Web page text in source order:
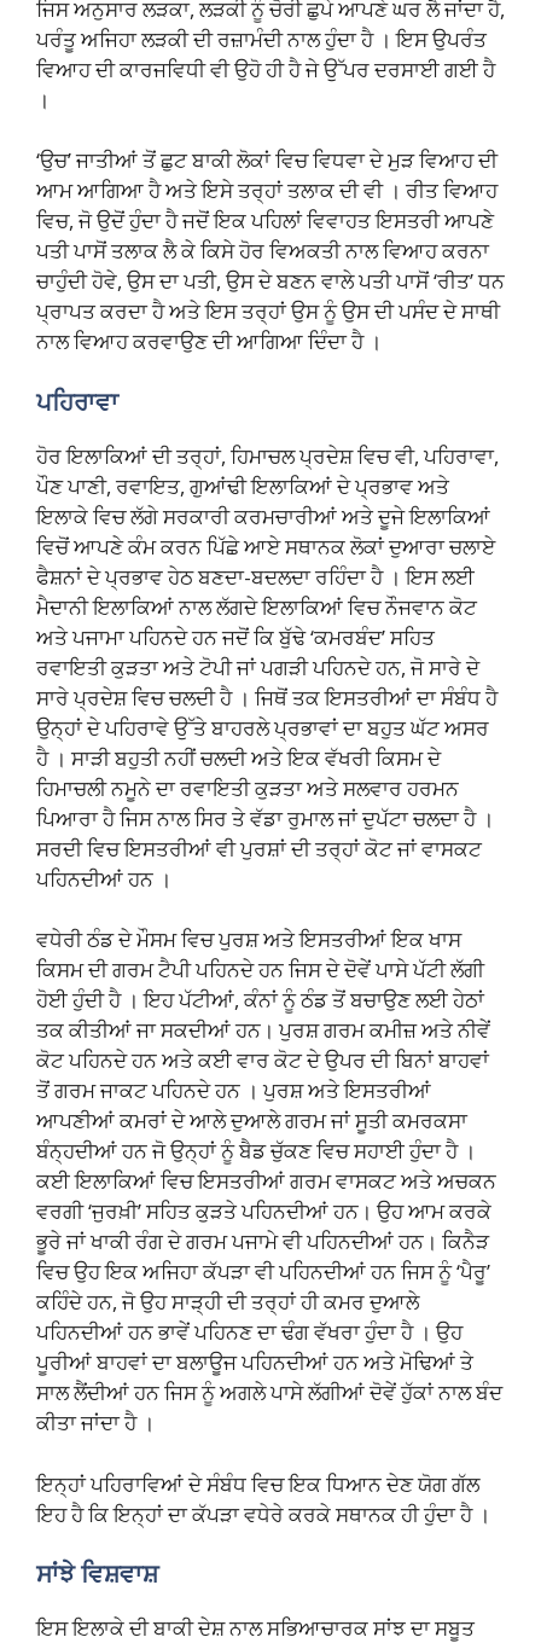
ਜਿਸ ਅਨੁਸਾਰ ਲੜਕਾ, ਲੜਕੀ ਨੂੰ ਚੋਰੀ ਛੁਪੇ ਆਪਣੇ ਘਰ ਲੈ ਜਾਂਦਾ ਹੈ,
ਪਰੰਤੂ ਅਜਿਹਾ ਲੜਕੀ ਦੀ ਰਜ਼ਾਮੰਦੀ ਨਾਲ ਹੁੰਦਾ ਹੈ । ਇਸ ਉਪਰੰਤ
ਵਿਆਹ ਦੀ ਕਾਰਜਵਿਧੀ ਵੀ ਉਹੋ ਹੀ ਹੈ ਜੇ ਉੱਪਰ ਦਰਸਾਈ ਗਈ ਹੈ
।
‘ਉਚ’ ਜਾਤੀਆਂ ਤੋਂ ਛੁਟ ਬਾਕੀ ਲੋਕਾਂ ਵਿਚ ਵਿਧਵਾ ਦੇ ਮੁੜ ਵਿਆਹ ਦੀ
ਆਮ ਆਗਿਆ ਹੈ ਅਤੇ ਇਸੇ ਤਰ੍ਹਾਂ ਤਲਾਕ ਦੀ ਵੀ । ਰੀਤ ਵਿਆਹ
ਵਿਚ, ਜੋ ਉਦੋਂ ਹੁੰਦਾ ਹੈ ਜਦੋਂ ਇਕ ਪਹਿਲਾਂ ਵਿਵਾਹਤ ਇਸਤਰੀ ਆਪਣੇ
ਪਤੀ ਪਾਸੋਂ ਤਲਾਕ ਲੈ ਕੇ ਕਿਸੇ ਹੋਰ ਵਿਅਕਤੀ ਨਾਲ ਵਿਆਹ ਕਰਨਾ
ਚਾਹੁੰਦੀ ਹੋਵੇ, ਉਸ ਦਾ ਪਤੀ, ਉਸ ਦੇ ਬਣਨ ਵਾਲੇ ਪਤੀ ਪਾਸੋਂ ‘ਰੀਤ’ ਧਨ
ਪ੍ਰਾਪਤ ਕਰਦਾ ਹੈ ਅਤੇ ਇਸ ਤਰ੍ਹਾਂ ਉਸ ਨੂੰ ਉਸ ਦੀ ਪਸੰਦ ਦੇ ਸਾਥੀ
ਨਾਲ ਵਿਆਹ ਕਰਵਾਉਣ ਦੀ ਆਗਿਆ ਦਿੰਦਾ ਹੈ ।
ਪਹਿਰਾਵਾ
ਹੋਰ ਇਲਾਕਿਆਂ ਦੀ ਤਰ੍ਹਾਂ, ਹਿਮਾਚਲ ਪ੍ਰਦੇਸ਼ ਵਿਚ ਵੀ, ਪਹਿਰਾਵਾ,
ਪੌਣ ਪਾਣੀ, ਰਵਾਇਤ, ਗੁਆਂਢੀ ਇਲਾਕਿਆਂ ਦੇ ਪ੍ਰਭਾਵ ਅਤੇ
ਇਲਾਕੇ ਵਿਚ ਲੱਗੇ ਸਰਕਾਰੀ ਕਰਮਚਾਰੀਆਂ ਅਤੇ ਦੂਜੇ ਇਲਾਕਿਆਂ
ਵਿਚੋਂ ਆਪਣੇ ਕੰਮ ਕਰਨ ਪਿੱਛੇ ਆਏ ਸਥਾਨਕ ਲੋਕਾਂ ਦੁਆਰਾ ਚਲਾਏ
ਫੈਸ਼ਨਾਂ ਦੇ ਪ੍ਰਭਾਵ ਹੇਠ ਬਣਦਾ-ਬਦਲਦਾ ਰਹਿੰਦਾ ਹੈ । ਇਸ ਲਈ
ਮੈਦਾਨੀ ਇਲਾਕਿਆਂ ਨਾਲ ਲੱਗਦੇ ਇਲਾਕਿਆਂ ਵਿਚ ਨੌਜਵਾਨ ਕੋਟ
ਅਤੇ ਪਜਾਮਾ ਪਹਿਨਦੇ ਹਨ ਜਦੋਂ ਕਿ ਬੁੱਢੇ ‘ਕਮਰਬੰਦ’ ਸਹਿਤ
ਰਵਾਇਤੀ ਕੁੜਤਾ ਅਤੇ ਟੋਪੀ ਜਾਂ ਪਗੜੀ ਪਹਿਨਦੇ ਹਨ, ਜੋ ਸਾਰੇ ਦੇ
ਸਾਰੇ ਪ੍ਰਦੇਸ਼ ਵਿਚ ਚਲਦੀ ਹੈ । ਜਿਥੋਂ ਤਕ ਇਸਤਰੀਆਂ ਦਾ ਸੰਬੰਧ ਹੈ
ਉਨ੍ਹਾਂ ਦੇ ਪਹਿਰਾਵੇ ਉੱਤੇ ਬਾਹਰਲੇ ਪ੍ਰਭਾਵਾਂ ਦਾ ਬਹੁਤ ਘੱਟ ਅਸਰ
ਹੈ । ਸਾੜੀ ਬਹੁਤੀ ਨਹੀਂ ਚਲਦੀ ਅਤੇ ਇਕ ਵੱਖਰੀ ਕਿਸਮ ਦੇ
ਹਿਮਾਚਲੀ ਨਮੂਨੇ ਦਾ ਰਵਾਇਤੀ ਕੁੜਤਾ ਅਤੇ ਸਲਵਾਰ ਹਰਮਨ
ਪਿਆਰਾ ਹੈ ਜਿਸ ਨਾਲ ਸਿਰ ਤੇ ਵੱਡਾ ਰੁਮਾਲ ਜਾਂ ਦੁਪੱਟਾ ਚਲਦਾ ਹੈ ।
ਸਰਦੀ ਵਿਚ ਇਸਤਰੀਆਂ ਵੀ ਪੁਰਸ਼ਾਂ ਦੀ ਤਰ੍ਹਾਂ ਕੋਟ ਜਾਂ ਵਾਸਕਟ
ਪਹਿਨਦੀਆਂ ਹਨ ।
ਵਧੇਰੀ ਠੰਡ ਦੇ ਮੌਸਮ ਵਿਚ ਪੁਰਸ਼ ਅਤੇ ਇਸਤਰੀਆਂ ਇਕ ਖਾਸ
ਕਿਸਮ ਦੀ ਗਰਮ ਟੈਪੀ ਪਹਿਨਦੇ ਹਨ ਜਿਸ ਦੇ ਦੋਵੇਂ ਪਾਸੇ ਪੱਟੀ ਲੱਗੀ
ਹੋਈ ਹੁੰਦੀ ਹੈ । ਇਹ ਪੱਟੀਆਂ, ਕੰਨਾਂ ਨੂੰ ਠੰਡ ਤੋਂ ਬਚਾਉਣ ਲਈ ਹੇਠਾਂ
ਤਕ ਕੀਤੀਆਂ ਜਾ ਸਕਦੀਆਂ ਹਨ। ਪੁਰਸ਼ ਗਰਮ ਕਮੀਜ਼ ਅਤੇ ਨੀਵੇਂ
ਕੋਟ ਪਹਿਨਦੇ ਹਨ ਅਤੇ ਕਈ ਵਾਰ ਕੋਟ ਦੇ ਉਪਰ ਦੀ ਬਿਨਾਂ ਬਾਹਵਾਂ
ਤੋਂ ਗਰਮ ਜਾਕਟ ਪਹਿਨਦੇ ਹਨ । ਪੁਰਸ਼ ਅਤੇ ਇਸਤਰੀਆਂ
ਆਪਣੀਆਂ ਕਮਰਾਂ ਦੇ ਆਲੇ ਦੁਆਲੇ ਗਰਮ ਜਾਂ ਸੂਤੀ ਕਮਰਕਸਾ
ਬੰਨ੍ਹਦੀਆਂ ਹਨ ਜੋ ਉਨ੍ਹਾਂ ਨੂੰ ਬੈਡ ਚੁੱਕਣ ਵਿਚ ਸਹਾਈ ਹੁੰਦਾ ਹੈ ।
ਕਈ ਇਲਾਕਿਆਂ ਵਿਚ ਇਸਤਰੀਆਂ ਗਰਮ ਵਾਸਕਟ ਅਤੇ ਅਚਕਨ
ਵਰਗੀ ‘ਜੁਰਖ਼ੀ’ ਸਹਿਤ ਕੁੜਤੇ ਪਹਿਨਦੀਆਂ ਹਨ। ਉਹ ਆਮ ਕਰਕੇ
ਭੂਰੇ ਜਾਂ ਖਾਕੀ ਰੰਗ ਦੇ ਗਰਮ ਪਜਾਮੇ ਵੀ ਪਹਿਨਦੀਆਂ ਹਨ। ਕਿਨੈੜ
ਵਿਚ ਉਹ ਇਕ ਅਜਿਹਾ ਕੱਪੜਾ ਵੀ ਪਹਿਨਦੀਆਂ ਹਨ ਜਿਸ ਨੂੰ ‘ਪੈਰੂ’
ਕਹਿੰਦੇ ਹਨ, ਜੋ ਉਹ ਸਾੜ੍ਹੀ ਦੀ ਤਰ੍ਹਾਂ ਹੀ ਕਮਰ ਦੁਆਲੇ
ਪਹਿਨਦੀਆਂ ਹਨ ਭਾਵੇਂ ਪਹਿਨਣ ਦਾ ਢੰਗ ਵੱਖਰਾ ਹੁੰਦਾ ਹੈ । ਉਹ
ਪੂਰੀਆਂ ਬਾਹਵਾਂ ਦਾ ਬਲਾਊਜ ਪਹਿਨਦੀਆਂ ਹਨ ਅਤੇ ਮੋਢਿਆਂ ਤੇ
ਸਾਲ ਲੈਂਦੀਆਂ ਹਨ ਜਿਸ ਨੂੰ ਅਗਲੇ ਪਾਸੇ ਲੱਗੀਆਂ ਦੋਵੇਂ ਹੁੱਕਾਂ ਨਾਲ ਬੰਦ
ਕੀਤਾ ਜਾਂਦਾ ਹੈ ।
ਇਨ੍ਹਾਂ ਪਹਿਰਾਵਿਆਂ ਦੇ ਸੰਬੰਧ ਵਿਚ ਇਕ ਧਿਆਨ ਦੇਣ ਯੋਗ ਗੱਲ
ਇਹ ਹੈ ਕਿ ਇਨ੍ਹਾਂ ਦਾ ਕੱਪੜਾ ਵਧੇਰੇ ਕਰਕੇ ਸਥਾਨਕ ਹੀ ਹੁੰਦਾ ਹੈ ।
ਸਾਂਝੇ ਵਿਸ਼ਵਾਸ਼
ਇਸ ਇਲਾਕੇ ਦੀ ਬਾਕੀ ਦੇਸ਼ ਨਾਲ ਸਭਿਆਚਾਰਕ ਸਾਂਝ ਦਾ ਸਬੂਤ